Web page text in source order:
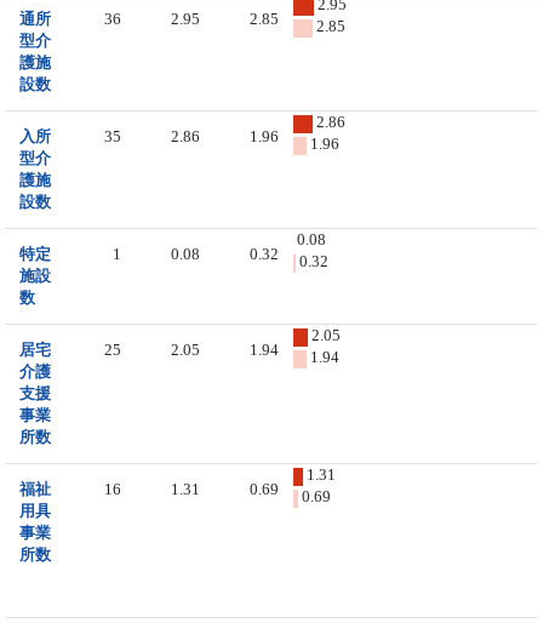
通所
型介
護施
設数
36 2.95 2.85
2.95
2.85
入所
型介
護施
設数
35 2.86 1.96
2.86
1.96
特定
施設
数
1 0.08 0.32
0.08
0.32
居宅
介護
支援
事業
所数
25 2.05 1.94
2.05
1.94
福祉
用具
事業
所数
16 1.31 0.69
1.31
0.69